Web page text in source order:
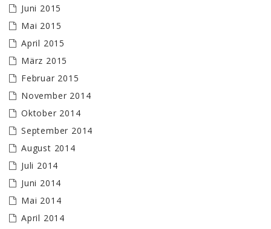
Juni 2015
Mai 2015
April 2015
März 2015
Februar 2015
November 2014
Oktober 2014
September 2014
August 2014
Juli 2014
Juni 2014
Mai 2014
April 2014